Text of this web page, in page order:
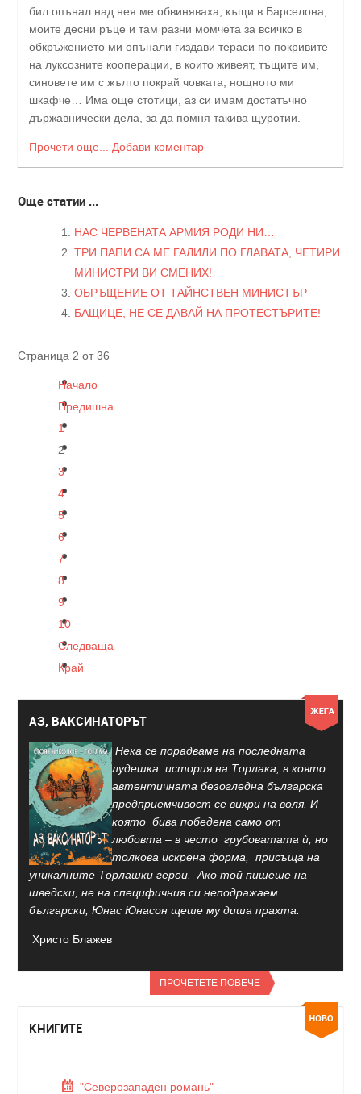
бил опънал над нея ме обвиняваха, къщи в Барселона,
моите десни ръце и там разни момчета за всичко в
обкръжението ми опънали гиздави тераси по покривите
на луксозните кооперации, в които живеят, тъщите им,
синовете им с жълто покрай човката, нощното ми
шкафче… Има още стотици, аз си имам достатъчно
държавнически дела, за да помня такива щуротии.
Прочети още... Добави коментар
Още статии ...
НАС ЧЕРВЕНАТА АРМИЯ РОДИ НИ…
ТРИ ПАПИ СА МЕ ГАЛИЛИ ПО ГЛАВАТА, ЧЕТИРИ
МИНИСТРИ ВИ СМЕНИХ!
ОБРЪЩЕНИЕ ОТ ТАЙНСТВЕН МИНИСТЪР
БАЩИЦЕ, НЕ СЕ ДАВАЙ НА ПРОТЕСТЪРИТЕ!
Страница 2 от 36
Начало
Предишна
1
2
3
4
5
6
7
8
9
10
Следваща
Край
АЗ, ВАКСИНАТОРЪТ
Нека се порадваме на последната
лудешка история на Торлака, в която
автентичната безогледна българска
предприемчивост се вихри на воля. И
която бива победена само от
любовта – в често грубоватата ѝ, но
толкова искрена форма, присъща на
уникалните Торлашки герои. Ако той пишеше на
шведски, не на специфичния си неподражаем
български, Юнас Юнасон щеше му диша прахта.
Христо Блажев
ПРОЧЕТЕТЕ ПОВЕЧЕ
КНИГИТЕ
"Северозападен романь"